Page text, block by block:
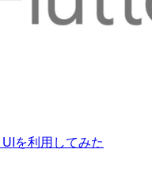
を利用してみた